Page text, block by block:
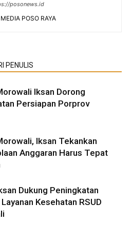
posonews.id
POSO RAYA
PENULIS
Iksan Dorong
Persiapan Porprov
Iksan Tekankan
Anggaran Harus Tepat
Dukung Peningkatan
Kesehatan RSUD